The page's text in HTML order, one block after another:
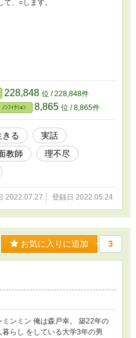
、○します。
228,848 位 / 228,848件
ﾉﾝﾌｨｸｼｮﾝ 8,865 位 / 8,865件
きる
実話
教師
理不尽
2022.07.27 登録日 2022.05.24
お気に入りに追加 3
ミンミン 俺は森戸幸。 築22年の
暮らし をしている大学3年の男